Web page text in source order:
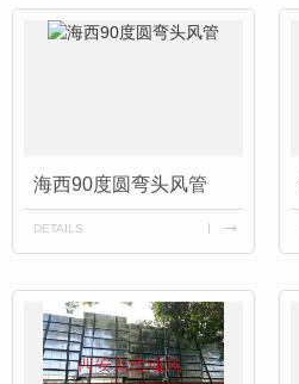
海西90度圆弯头风管
DETAILS